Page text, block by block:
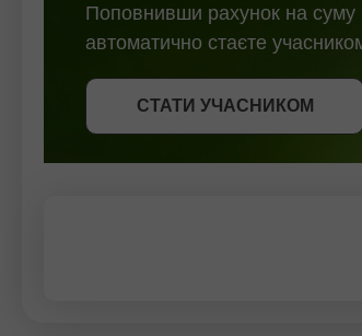
СТАТИ УЧАСНИКОМ
Поповнивши рахунок на
автоматично стаєте
СТАТИ УЧАСНИКОМ
ОТРИМАТИ БОНУС